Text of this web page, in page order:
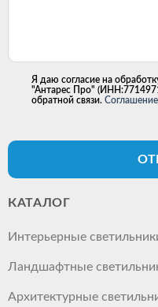
Я даю согласие на
"Антарес Про"
обратной связи.
КАТАЛОГ
Интерьерные
Ландшафтные
Архитектурные